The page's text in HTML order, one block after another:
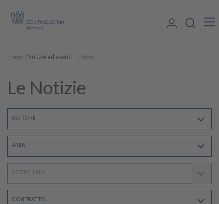
Home Notizie ed eventi Notizie
Le Notizie
SETTORE
AREA
SOTTO AREA
CONTRATTO